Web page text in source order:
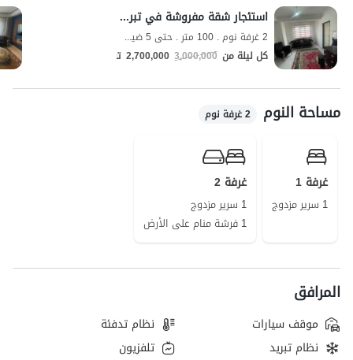
استئجار شقة مفروشة في تبریز - الطابق 3
2 غرفة نوم . 100 متر . حتى 5 ضيف
كل ليلة من 3,000,000
2,700,000 تومان
مساحة النوم 2 غرفة نوم
غرفة 1
1 سرير مزدوج
غرفة 2
1 سرير مزدوج
1 فرشة منام على الأرض
المرافق
موقف سيارات
نظام تدفئة
نظام تبريد
تلفزيون